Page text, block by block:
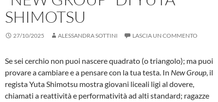
SHIMOTSU
27/10/2025 ALESSANDRA SOTTINI LASCIA UN COMMENTO
Se sei cerchio non puoi nascere quadrato (o triangolo); ma puoi
provare a cambiare e a pensare con la tua testa. In New Group, il
regista Yuta Shimotsu mostra giovani liceali ligi al dovere,
chiamati a reattività e performatività ad alti standard; ragazze